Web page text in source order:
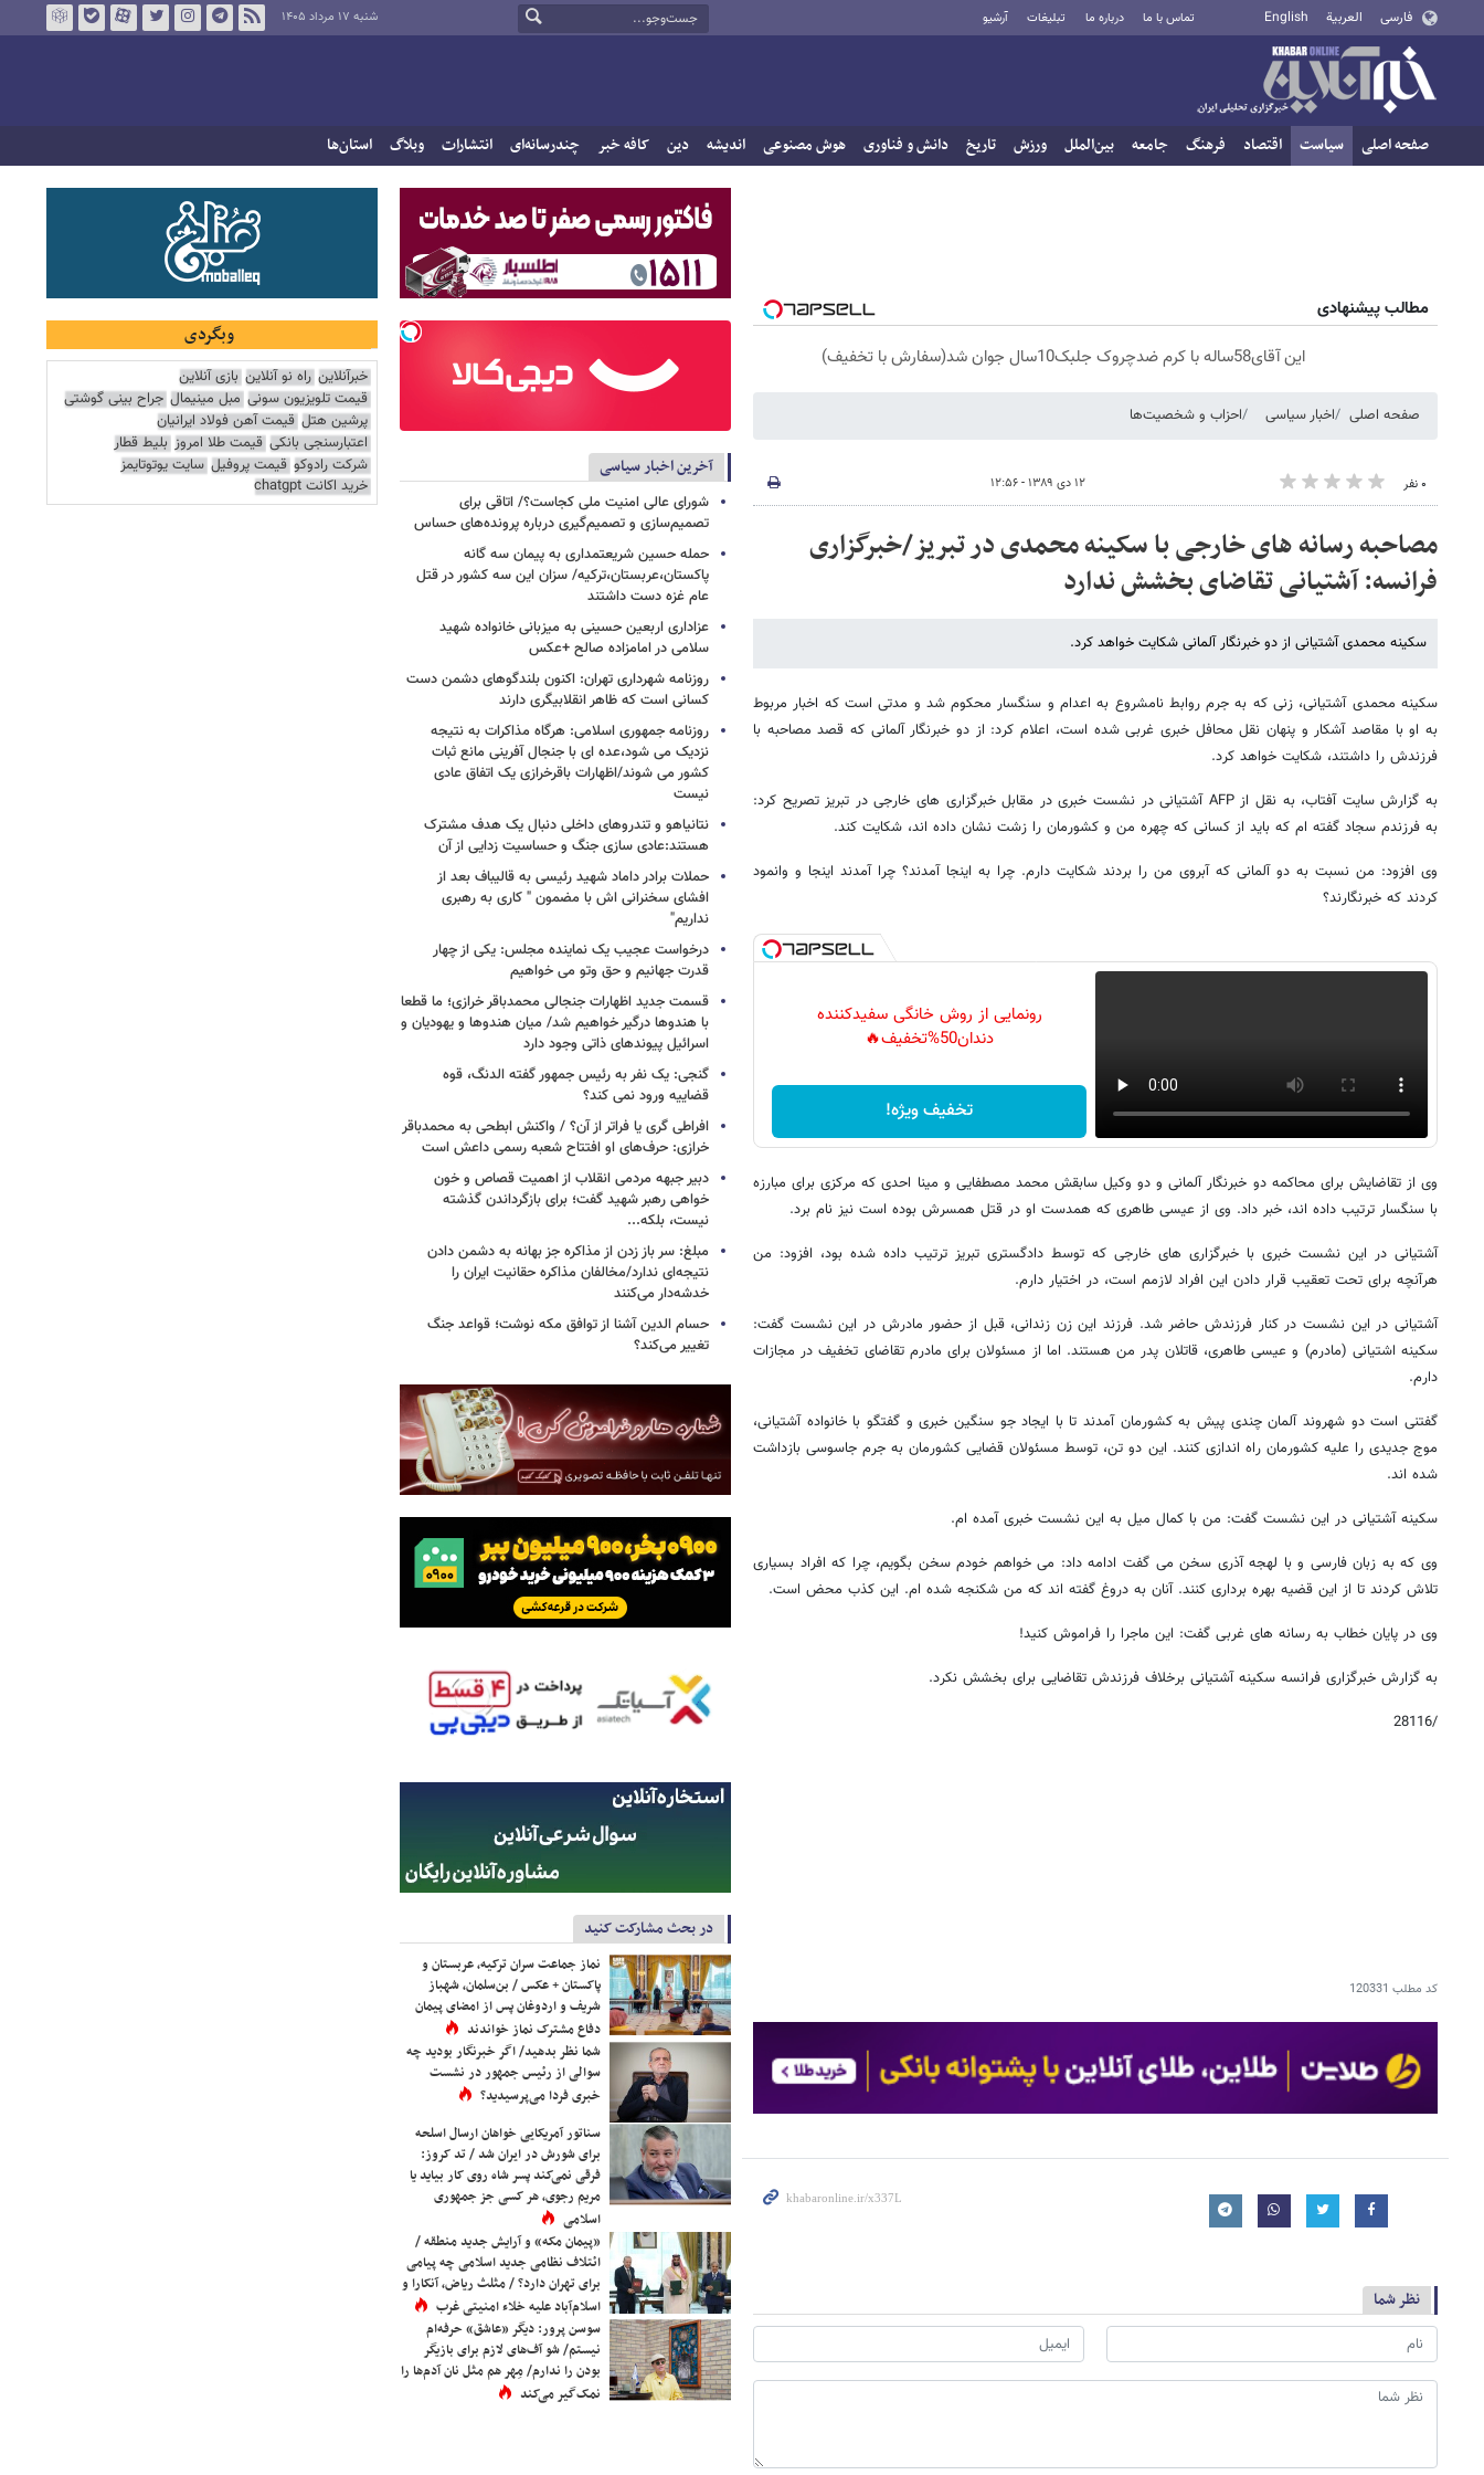
فارسی العربية English تماس با ما درباره ما تبلیغات آرشیو شنبه ۱۷ مرداد ۱۴۰۵
صفحه اصلی سیاست اقتصاد فرهنگ جامعه بین‌الملل ورزش تاریخ دانش و فناوری هوش مصنوعی اندیشه دین کافه خبر چندرسانه‌ای انتشارات وبلاگ استان‌ها
مطالب پیشنهادی
این آقای58ساله با کرم ضدچروک جلبک10سال جوان شد(سفارش با تخفیف)
صفحه اصلی اخبار سیاسی احزاب و شخصیت‌ها
۰ نفر ۱۲ دی ۱۳۸۹ - ۱۲:۵۶
مصاحبه رسانه های خارجی با سکینه محمدی در تبریز/خبرگزاری
فرانسه: آشتیانی تقاضای بخشش ندارد
سکینه محمدی آشتیانی از دو خبرنگار آلمانی شکایت خواهد کرد.
سکینه محمدی آشتیانی، زنی که به جرم روابط نامشروع به اعدام و سنگسار محکوم شد و مدتی است که اخبار مربوط
به او با مقاصد آشکار و پنهان نقل محافل خبری غربی شده است، اعلام کرد: از دو خبرنگار آلمانی که قصد مصاحبه با
فرزندش را داشتند، شکایت خواهد کرد.
به گزارش سایت آفتاب، به نقل از AFP آشتیانی در نشست خبری در مقابل خبرگزاری های خارجی در تبریز تصریح کرد:
به فرزندم سجاد گفته ام که باید از کسانی که چهره من و کشورمان را زشت نشان داده اند، شکایت کند.
وی افزود: من نسبت به دو آلمانی که آبروی من را بردند شکایت دارم. چرا به اینجا آمدند؟ چرا آمدند اینجا و وانمود
کردند که خبرنگارند؟
رونمایی از روش خانگی سفیدکننده
دندان50%تخفیف🔥
تخفیف ویژه!
وی از تقاضایش برای محاکمه دو خبرنگار آلمانی و دو وکیل سابقش محمد مصطفایی و مینا احدی که مرکزی برای مبارزه
با سنگسار ترتیب داده اند، خبر داد. وی از عیسی طاهری که همدست او در قتل همسرش بوده است نیز نام برد.
آشتیانی در این نشست خبری با خبرگزاری های خارجی که توسط دادگستری تبریز ترتیب داده شده بود، افزود: من
هرآنچه برای تحت تعقیب قرار دادن این افراد لازمم است، در اختیار دارم.
آشتیانی در این نشست در کنار فرزندش حاضر شد. فرزند این زن زندانی، قبل از حضور مادرش در این نشست گفت:
سکینه اشتیانی (مادرم) و عیسی طاهری، قاتلان پدر من هستند. اما از مسئولان برای مادرم تقاضای تخفیف در مجازات
دارم.
گفتنی است دو شهروند آلمان چندی پیش به کشورمان آمدند تا با ایجاد جو سنگین خبری و گفتگو با خانواده آشتیانی،
موج جدیدی را علیه کشورمان راه اندازی کنند. این دو تن، توسط مسئولان قضایی کشورمان به جرم جاسوسی بازداشت
شده اند.
سکینه آشتیانی در این نشست گفت: من با کمال میل به این نشست خبری آمده ام.
وی که به زبان فارسی و با لهجه آذری سخن می گفت ادامه داد: می خواهم خودم سخن بگویم، چرا که افراد بسیاری
تلاش کردند تا از این قضیه بهره برداری کنند. آنان به دروغ گفته اند که من شکنجه شده ام. این کذب محض است.
وی در پایان خطاب به رسانه های غربی گفت: این ماجرا را فراموش کنید!
به گزارش خبرگزاری فرانسه سکینه آشتیانی برخلاف فرزندش تقاضایی برای بخشش نکرد.
/28116
کد مطلب 120331
نظر شما
آخرین اخبار سیاسی
شورای عالی امنیت ملی کجاست؟/ اتاقی برای
تصمیم‌سازی و تصمیم‌گیری درباره پرونده‌های حساس
حمله حسین شریعتمداری به پیمان سه گانه
پاکستان،عربستان،ترکیه/ سزان این سه کشور در قتل
عام غزه دست داشتند
عزاداری اربعین حسینی به میزبانی خانواده شهید
سلامی در امامزاده صالح +عکس
روزنامه شهرداری تهران: اکنون بلندگوهای دشمن دست
کسانی است که ظاهر انقلابیگری دارند
روزنامه جمهوری اسلامی: هرگاه مذاکرات به نتیجه
نزدیک می شود،عده ای با جنجال آفرینی مانع ثبات
کشور می شوند/اظهارات باقرخرازی یک اتفاق عادی
نیست
نتانیاهو و تندروهای داخلی دنبال یک هدف مشترک
هستند:عادی سازی جنگ و حساسیت زدایی از آن
حملات برادر داماد شهید رئیسی به قالیباف بعد از
افشای سخنرانی اش با مضمون " کاری به رهبری
نداریم"
درخواست عجیب یک نماینده مجلس: یکی از چهار
قدرت جهانیم و حق وتو می خواهیم
قسمت جدید اظهارات جنجالی محمدباقر خرازی؛ ما قطعا
با هندوها درگیر خواهیم شد/ میان هندوها و یهودیان و
اسرائیل پیوندهای ذاتی وجود دارد
گنجی: یک نفر به رئیس جمهور گفته الدنگ، قوه
قضاییه ورود نمی کند؟
افراطی گری یا فراتر از آن؟ / واکنش ابطحی به محمدباقر
خرازی: حرف‌های او افتتاح شعبه رسمی داعش است
دبیر جبهه مردمی انقلاب از اهمیت قصاص و خون
خواهی رهبر شهید گفت؛ برای بازگرداندن گذشته
نیست، بلکه...
مبلغ: سر باز زدن از مذاکره‌ جز بهانه به دشمن دادن
نتیجه‌ای ندارد/مخالفان مذاکره حقانیت ایران را
خدشه‌دار می‌کنند
حسام الدین آشنا از توافق مکه نوشت؛ قواعد جنگ
تغییر می‌کند؟
در بحث مشارکت کنید
نماز جماعت سران ترکیه، عربستان و
پاکستان + عکس / بن‌سلمان، شهباز
شریف و اردوغان پس از امضای پیمان
دفاع مشترک نماز خواندند
شما نظر بدهید/ اگر خبرنگار بودید چه
سوالی از رئیس جمهور در نشست
خبری فردا می‌پرسیدید؟
سناتور آمریکایی خواهان ارسال اسلحه
برای شورش در ایران شد / تد کروز:
فرقی نمی‌کند پسر شاه روی کار بیاید یا
مریم رجوی، هر کسی جز جمهوری
اسلامی
«پیمان مکه» و آرایش جدید منطقه /
ائتلاف نظامی جدید اسلامی چه پیامی
برای تهران دارد؟ / مثلث ریاض، آنکارا و
اسلام‌آباد علیه خلاء امنیتی غرب
سوسن پرور: دیگر «عاشق» حرفه‌ام
نیستم/ شو آف‌های لازم برای بازیگر
بودن را ندارم/ مِهر هم مثل نان آدم‌ها را
نمک‌گیر می‌کند
وبگردی
خبرآنلاین راه نو آنلاین بازی آنلاین
قیمت تلویزیون سونی مبل مینیمال جراح بینی گوشتی
پرشین هتل قیمت آهن فولاد ایرانیان
اعتبارسنجی بانکی قیمت طلا امروز بلیط قطار
شرکت رادوکو قیمت پروفیل سایت یوتوتایمز
خرید اکانت chatgpt